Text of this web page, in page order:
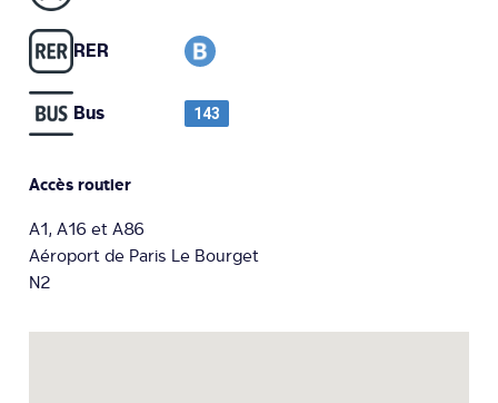
RER
Bus 143
Accès routier
A1, A16 et A86
Aéroport de Paris Le Bourget
N2